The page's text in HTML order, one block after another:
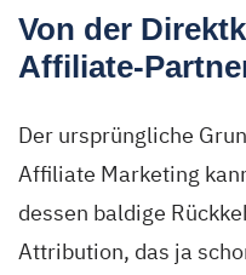
Von der
Affiliate-
Der ursprüngliche
Affiliate Marketing
dessen baldige
Attribution, das ja